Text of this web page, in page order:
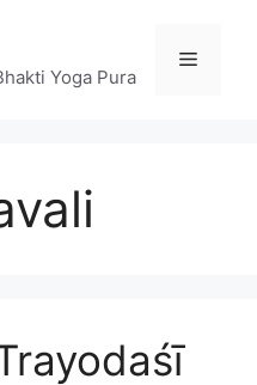
Yoga Pura
Menu